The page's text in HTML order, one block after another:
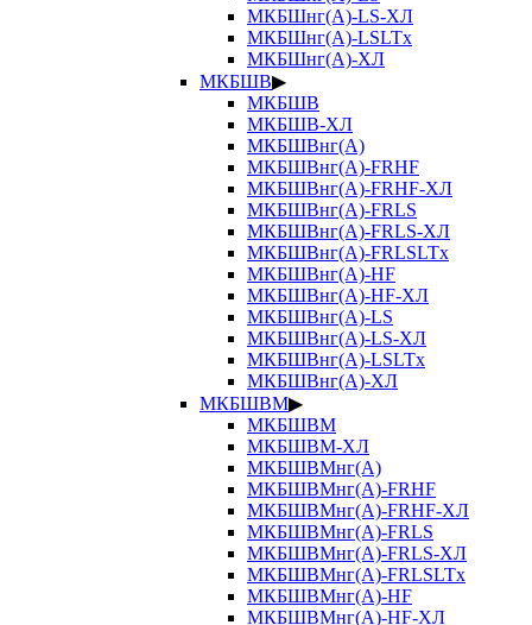
МКБШнг(А)-LS-ХЛ
МКБШнг(А)-LSLTx
МКБШнг(А)-ХЛ
МКБШВ▶
МКБШВ
МКБШВ-ХЛ
МКБШВнг(А)
МКБШВнг(А)-FRHF
МКБШВнг(А)-FRHF-ХЛ
МКБШВнг(А)-FRLS
МКБШВнг(А)-FRLS-ХЛ
МКБШВнг(А)-FRLSLTx
МКБШВнг(А)-HF
МКБШВнг(А)-HF-ХЛ
МКБШВнг(А)-LS
МКБШВнг(А)-LS-ХЛ
МКБШВнг(А)-LSLTx
МКБШВнг(А)-ХЛ
МКБШВМ▶
МКБШВМ
МКБШВМ-ХЛ
МКБШВМнг(А)
МКБШВМнг(А)-FRHF
МКБШВМнг(А)-FRHF-ХЛ
МКБШВМнг(А)-FRLS
МКБШВМнг(А)-FRLS-ХЛ
МКБШВМнг(А)-FRLSLTx
МКБШВМнг(А)-HF
МКБШВМнг(А)-HF-ХЛ